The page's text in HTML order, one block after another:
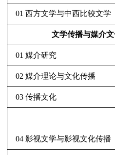
01 西方文学与中西比较文学
文学传播与媒介
01 媒介研究
02 媒介理论与文化传播
03 传播文化
04 影视文学与影视文化传播